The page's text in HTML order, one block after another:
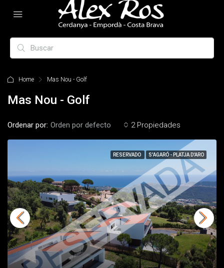
Home Mas Nou - Golf
Mas Nou - Golf
2 Propiedades
Ordenar por: Orden por defecto
RESERVADO S'AGARÓ - PLATJA D'ARO